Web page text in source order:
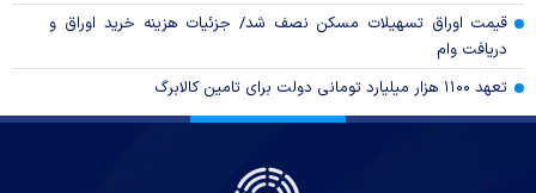
قیمت اوراق تسهیلات مسکن نصف شد/ جزئیات هزینه خرید اوراق و
دریافت وام
تعهد ۱۱۰۰ هزار میلیارد تومانی دولت برای تامین کالابرگ